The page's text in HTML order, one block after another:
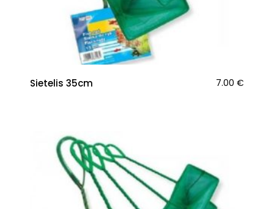
Sietelis 35cm 7.00 €